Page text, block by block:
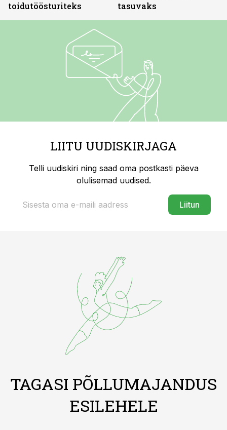
toidutöösturiteks
tasuvaks
LIITU UUDISKIRJAGA
Telli uudiskiri ning saad oma postkasti päeva
olulisemad uudised.
Liitun
TAGASI PÕLLUMAJANDUS
ESILEHELE